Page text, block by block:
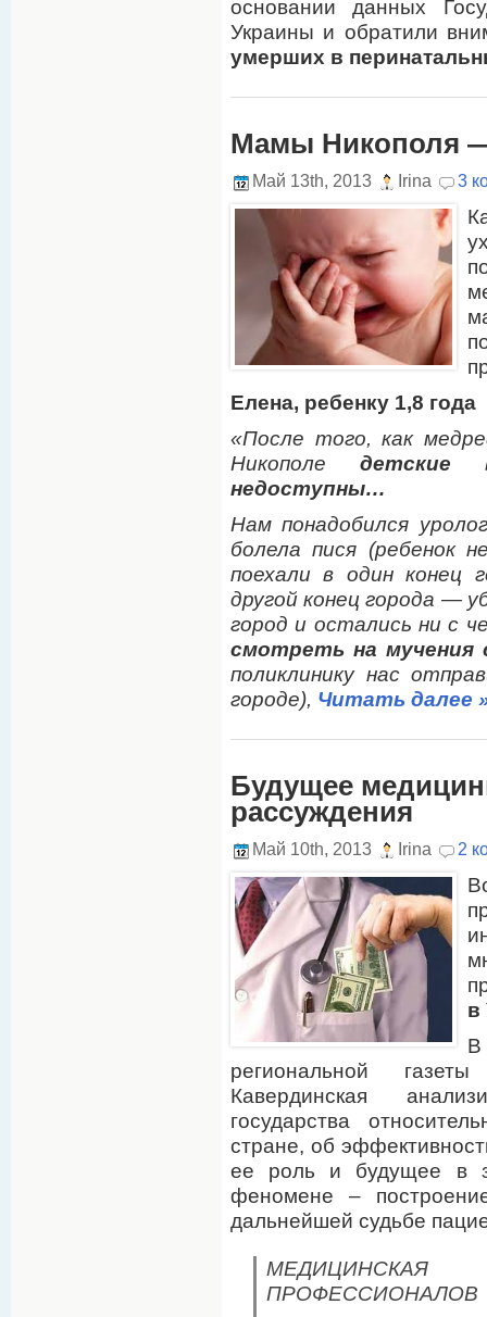
основании данных
Украины и обратили
умерших в
Мамы Никополя
Май 13th, 2013 Irina 3
Елена, ребенку 1,8 года
«После того, как
Никополе детские
недоступны…
Нам понадобился
болела пися (ребенок
поехали в один конец
другой конец города —
город и остались ни с
смотреть на мучения
поликлинику нас
городе), Читать далее
Будущее
рассуждения
Май 10th, 2013 Irina 2
в
региональной
Кавердинская
государства
стране, об
ее роль и будущее в
феномене –
дальнейшей судьбе
ПРОФЕССИОНАЛОВ